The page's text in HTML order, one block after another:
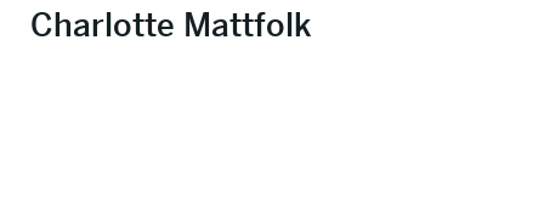
Charlotte Mattfolk